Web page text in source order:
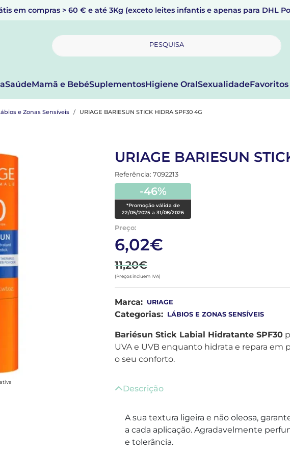
em compras > 60 € e até 3Kg (exceto leites infantis e apenas para DHL
PESQUISA
SaúdeMamã e BebéSuplementosHigiene OralSexualidadeFavoritos
e Zonas Sensíveis URIAGE BARIESUN STICK HIDRA SPF30 4G
URIAGE BARIESUN
Referência: 7092213
-46%
*Promoção válida de
22/05/2025 a 31/08/2026
Preço:
6,02€
11,20€
(Preços incluem IVA)
Marca: URIAGE
Categorias: LÁBIOS E ZONAS SENSÍVEIS
Bariésun Stick Labial Hidratante SPF30
UVA e UVB enquanto hidrata e repara
o seu conforto.
Descrição
A sua textura ligeira e não oleosa,
a cada aplicação. Agradavelmente
e tolerância.